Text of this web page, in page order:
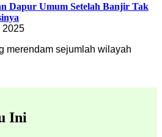
Dapur Umum Setelah Banjir Tak
2025
merendam sejumlah wilayah
Ini